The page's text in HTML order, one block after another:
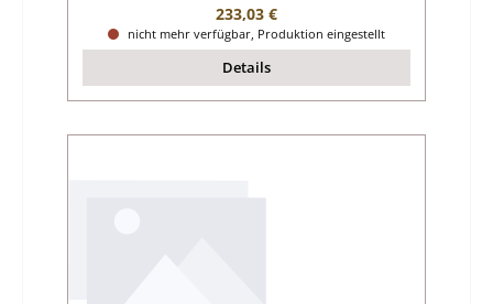
Regulärer Preis:
233,03 €
nicht mehr verfügbar, Produktion eingestellt
Details